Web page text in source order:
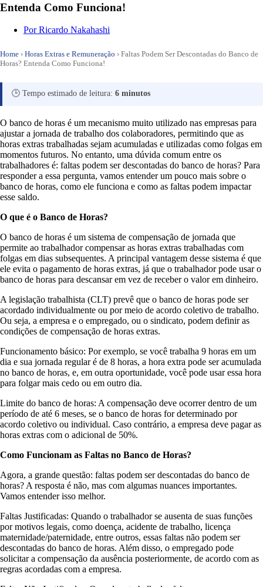
Entenda Como Funciona!
PorRicardo Nakahashi
Home › Horas Extras e Remuneração › Faltas Podem Ser Descontadas do Banco de
Horas? Entenda Como Funciona!
🕒 Tempo estimado de leitura: 6 minutos
O banco de horas é um mecanismo muito utilizado nas empresas para
ajustar a jornada de trabalho dos colaboradores, permitindo que as
horas extras trabalhadas sejam acumuladas e utilizadas como folgas em
momentos futuros. No entanto, uma dúvida comum entre os
trabalhadores é: faltas podem ser descontadas do banco de horas? Para
responder a essa pergunta, vamos entender um pouco mais sobre o
banco de horas, como ele funciona e como as faltas podem impactar
esse saldo.
O que é o Banco de Horas?
O banco de horas é um sistema de compensação de jornada que
permite ao trabalhador compensar as horas extras trabalhadas com
folgas em dias subsequentes. A principal vantagem desse sistema é que
ele evita o pagamento de horas extras, já que o trabalhador pode usar o
banco de horas para descansar em vez de receber o valor em dinheiro.
A legislação trabalhista (CLT) prevê que o banco de horas pode ser
acordado individualmente ou por meio de acordo coletivo de trabalho.
Ou seja, a empresa e o empregado, ou o sindicato, podem definir as
condições de compensação de horas extras.
Funcionamento básico: Por exemplo, se você trabalha 9 horas em um
dia e sua jornada regular é de 8 horas, a hora extra pode ser acumulada
no banco de horas, e, em outra oportunidade, você pode usar essa hora
para folgar mais cedo ou em outro dia.
Limite do banco de horas: A compensação deve ocorrer dentro de um
período de até 6 meses, se o banco de horas for determinado por
acordo coletivo ou individual. Caso contrário, a empresa deve pagar as
horas extras com o adicional de 50%.
Como Funcionam as Faltas no Banco de Horas?
Agora, a grande questão: faltas podem ser descontadas do banco de
horas? A resposta é não, mas com algumas nuances importantes.
Vamos entender isso melhor.
Faltas Justificadas: Quando o trabalhador se ausenta de suas funções
por motivos legais, como doença, acidente de trabalho, licença
maternidade/paternidade, entre outros, essas faltas não podem ser
descontadas do banco de horas. Além disso, o empregado pode
solicitar a compensação da ausência posteriormente, de acordo com as
regras acordadas com a empresa.